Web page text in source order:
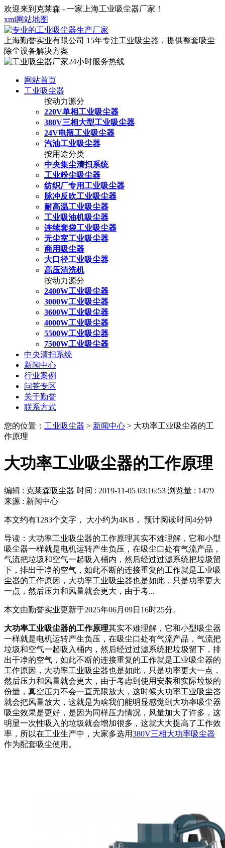
欢迎来到克莱森 - 一家上海工业吸尘器厂家！
xml网站地图
上海勤誉实业有限公司 15年专注工业吸尘器，提供整套吸尘
除尘设备解决方案
网站首页
工业吸尘器
按动力源分
220V单相工业吸尘器
380V三相大型工业吸尘器
24V电瓶工业吸尘器
汽油工业吸尘器
按用途分类
中央集尘清扫系统
工业粉尘吸尘器
纺织厂专用工业吸尘器
脉冲反吹工业吸尘器
耐高温工业吸尘器
工业吸油机吸尘器
连续套袋工业吸尘器
无尘室工业吸尘器
商用吸尘器
大口径工业吸尘器
高压清洗机
按动力源分
2400W工业吸尘器
3000W工业吸尘器
3600W工业吸尘器
4000W工业吸尘器
5500W工业吸尘器
7500W工业吸尘器
中央清扫系统
新闻中心
行业案例
问答专区
关于勤誉
联系方式
您的位置： 工业吸尘器 > 新闻中心 > 大功率工业吸尘器的工
作原理
大功率工业吸尘器的工作原理
编辑 : 克莱森吸尘器 时间 : 2019-11-05 03:16:53 浏览量 : 1479
来源 : 新闻中心
本文约有1283个文字， 大小约为4KB， 预计阅读时间4分钟
导读：大功率工业吸尘器的工作原理其实不难理解，它和小型
吸尘器一样就是电机运转产生负压，在吸尘口处有气流产品，
气流把垃圾和空气一起吸入桶内，然后经过过滤系统把垃圾留
下，排出干净的空气，如此不断的连接重复的工作就是工业吸
尘器的工作原因，大功率工业吸尘器也是如此，只是功率更大
一点，然后压力和风量就会更大，由于考...
本文由勤誉实业更新于2025年06月09日16时25分。
大功率工业吸尘器的工作原理其实不难理解，它和小型吸尘器
一样就是电机运转产生负压，在吸尘口处有气流产品，气流把
垃圾和空气一起吸入桶内，然后经过过滤系统把垃圾留下，排
出干净的空气，如此不断的连接重复的工作就是工业吸尘器的
工作原因，大功率工业吸尘器也是如此，只是功率更大一点，
然后压力和风量就会更大，由于考虑到使用安装和实际垃圾的
份量，真空压力不会一直无限放大，这时候大功率工业吸尘器
就会把风量放大，这就是为啥我们能明显感觉到大功率吸尘器
吸尘效果是更好，是因为同样压力情况，风量加大了许多，这
明显一次性吸入的垃圾就会增加很多，这就大大提高了工作效
率，所以在工业生产中，大家多选用380V三相大功率吸尘器
作为配套吸尘使用。